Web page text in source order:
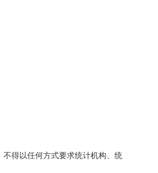
得以任何方式要求统计机构、统